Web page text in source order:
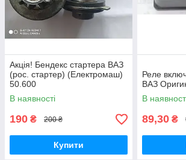
Акція! Бендекс стартера ВАЗ
(рос. стартер) (Електромаш)
50.600
В наявності
190 ₴ 200 ₴
Купити
Реле
ВАЗ
В
89,30 ₴